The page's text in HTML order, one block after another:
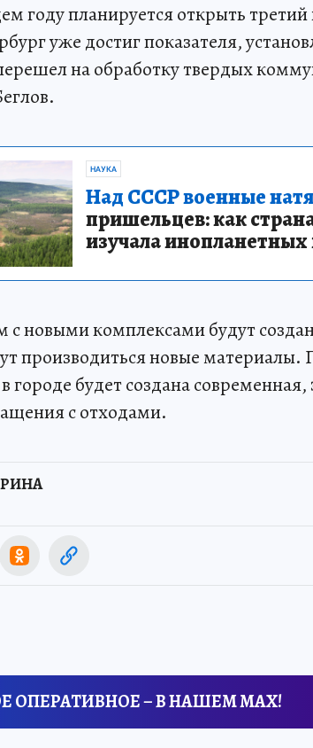
году планируется открыть
уже достиг показателя,
на обработку твердых
НАУКА
Над СССР военные
пришельцев: как
изучала инопланетных
с новыми комплексами будут
производиться новые материалы.
городе будет создана
с отходами.
ОПЕРАТИВНОЕ – В НАШЕМ MAX!